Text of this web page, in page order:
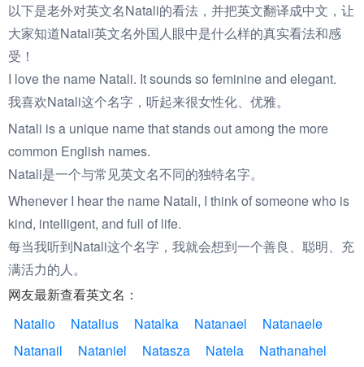
以下是老外对英文名Natali的看法，并把英文翻译成中文，让
大家知道Natali英文名外国人眼中是什么样的真实看法和感
受！
I love the name Natali. It sounds so feminine and elegant.
我喜欢Natali这个名字，听起来很女性化、优雅。
Natali is a unique name that stands out among the more
common English names.
Natali是一个与常见英文名不同的独特名字。
Whenever I hear the name Natali, I think of someone who is
kind, intelligent, and full of life.
每当我听到Natali这个名字，我就会想到一个善良、聪明、充
满活力的人。
网友最新查看英文名：
Natalio
Natalius Natalka Natanael
Natanaele
Natanail
Nataniel Natasza Natela
Nathanahel